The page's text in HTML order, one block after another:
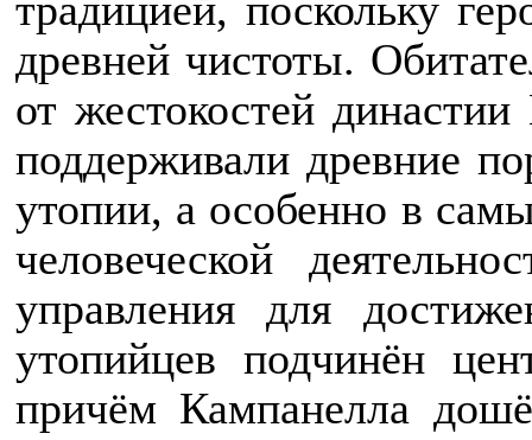
традицией, поскольку
древней чистоты.
от жестокостей
поддерживали древние
утопии, а особенно в
человеческой
управления для
утопийцев подчинён
причём Кампанелла